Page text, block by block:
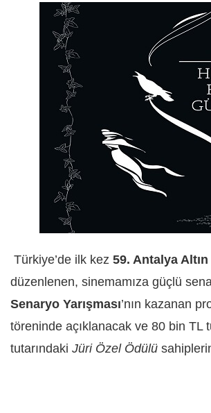
Türkiye’de ilk kez 59. Antalya
düzenlenen, sinemamıza güçlü
Senaryo Yarışması’nın kazanan
töreninde açıklanacak ve 80 bin TL
tutarındaki Jüri Özel Ödülü